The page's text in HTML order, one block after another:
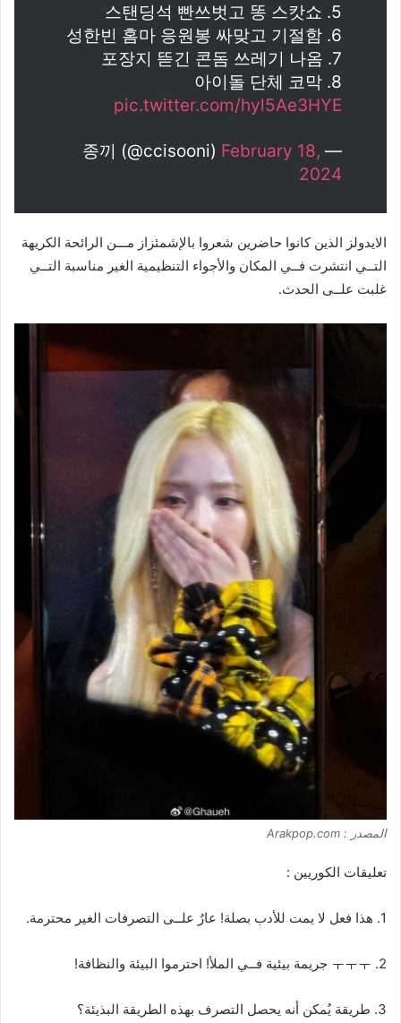
5. 스탠딩석 빤쓰벗고 똥 스캇쇼
6. 성한빈 홈마 응원봉 싸맞고 기절함
7. 포장지 뜯긴 콘돔 쓰레기 나옴
8. 아이돌 단체 코막
pic.twitter.com/hyl5Ae3HYE
— 종끼 (@ccisooni)
February 18,
2024
الايدولز الذين كانوا حاضرين شعروا بالإشمئزاز مـــن الرائحة الكريهة
التــي انتشرت فــي المكان والأجواء التنظيمية الغير مناسبة التــي
غلبت علــى الحدث.
المصدر : Arakpop.com
تعليقات الكوريين :
1. هذا فعل لا يمت للأدب بصلة! عارٌ علــى التصرفات الغير محترمة.
2. ㅜㅜㅜ جريمة بيئية فــي الملأ! احترموا البيئة والنظافة!
3. طريقة يُمكن أنه يحصل التصرف بهذه الطريقة البذيئة؟